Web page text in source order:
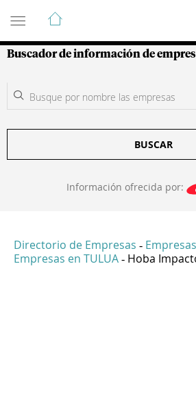
Guía de Empresas
Buscador de información de
BUSCAR
Información ofrecida por:
Directorio de Empresas -
Empresas en TULUA - Hoba